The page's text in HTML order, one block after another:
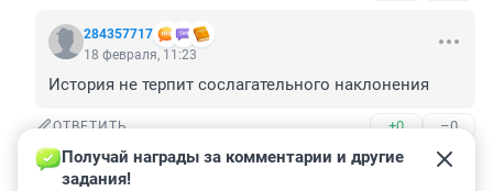
284357717
18 февраля, 11:23
История не терпит сослагательного наклонения
ОТВЕТИТЬ +0 –0
Гость
18 февраля, 12:31
Получай награды за комментарии и другие
задания!